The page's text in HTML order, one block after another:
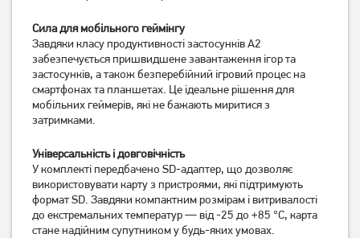
Карта пам'яті Kingston
microSDXC(1)
128Gb/Gen3+Ad
(SDCS3/128GB)
1 249грн
Canvas Select Plus
microSDXC 128GB UHS-I U1
V10 (SDCS3/128GBSP)
1 249грн
Сила для мобільного геймінгу
Завдяки класу продуктивності застосунків A2
забезпечується пришвидшене завантаження ігор та
застосунків, а також безперебійний ігровий процес на
смартфонах та планшетах. Це ідеальне рішення для
мобільних геймерів, які не бажають миритися з
затримками.
Універсальність і довговічність
У комплекті передбачено SD-адаптер, що дозволяє
використовувати карту з пристроями, які підтримують
формат SD. Завдяки компактним розмірам і витривалості
до екстремальних температур — від -25 до +85 °C, карта
стане надійним супутником у будь-яких умовах.